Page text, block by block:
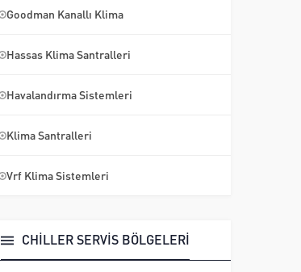
Goodman Kanallı Klima
Hassas Klima Santralleri
Havalandırma Sistemleri
Klima Santralleri
Vrf Klima Sistemleri
CHİLLER SERVİS BÖLGELERİ